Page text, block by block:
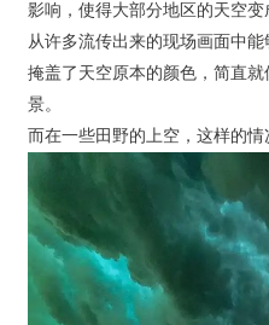
影响，使得大部分地区的天空变
从许多流传出来的现场画面中
掩盖了天空原本的颜色，简直
景。
而在一些田野的上空，这样的情